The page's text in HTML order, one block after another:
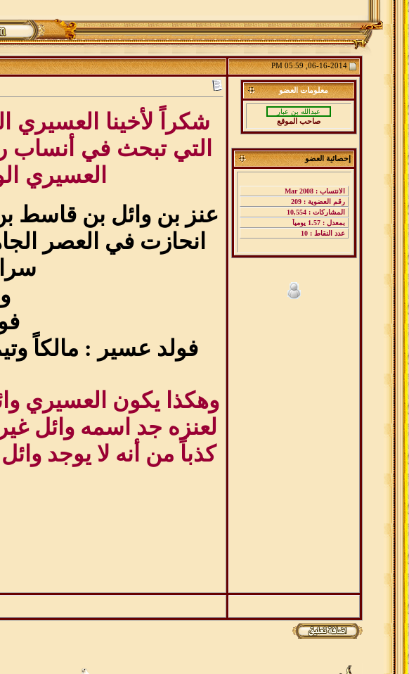
06-16-2014, 05:59 PM
معلوماتالعضو
صاحب الموقع
إحصائية العضو
شكراً لأخينا العسيري
التي تبحث في أنساب
العسيري
عنز بن وائل بن قاسط
انحازت في العصر
فولد عسير : مالكاً وتيماً 0فولد مالك : غنماً وولد تيم : سلمة
وهكذا يكون العسيري
لعنزه جد اسمه وائل
كذباً من أنه لا يوجد